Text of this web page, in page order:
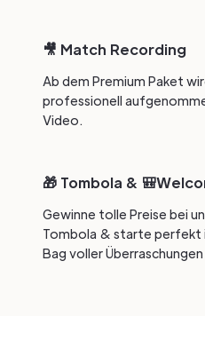
🎥 Match Recording
Ab dem Premium Paket
professionell
Video.
🎁 Tombola &
Gewinne tolle Preise bei
Tombola & starte perfekt
Bag voller